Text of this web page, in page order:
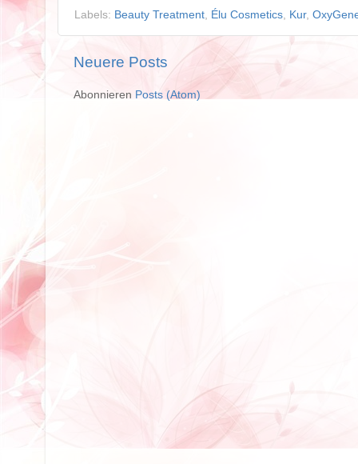
Labels: Beauty Treatment, Élu Cosmetics, Kur,
Neuere Posts
Abonnieren Posts (Atom)